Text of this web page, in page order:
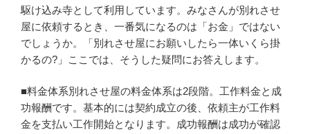
駆け込み寺として利用しています。みなさんが別れさせ
屋に依頼するとき、一番気になるのは「お金」ではない
でしょうか。「別れさせ屋にお願いしたら一体いくら掛
かるの?」ここでは、そうした疑問にお答えします。
■料金体系別れさせ屋の料金体系は2段階。工作料金と成
功報酬です。基本的には契約成立の後、依頼主が工作料
金を支払い工作開始となります。成功報酬は成功が確認